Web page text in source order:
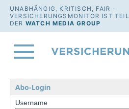
UNABHÄNGIG, KRITISCH, FAIR -
VERSICHERUNGSMONITOR IST TEIL
DER WATCH MEDIA GROUP
Abo-Login
Username